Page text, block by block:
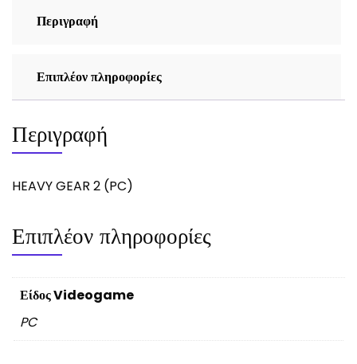
Περιγραφή
Επιπλέον πληροφορίες
Περιγραφή
HEAVY GEAR 2 (PC)
Επιπλέον πληροφορίες
Είδος Videogame
PC